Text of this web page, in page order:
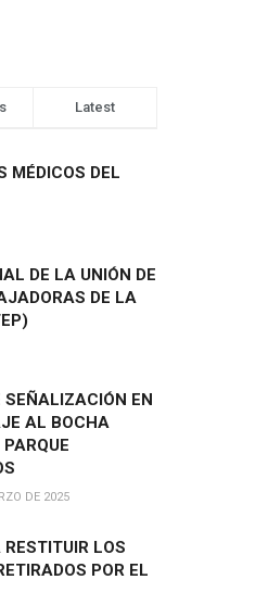
Latest
MÉDICOS DEL
DE LA UNIÓN DE
DE LA
SEÑALIZACIÓN EN
AL BOCHA
PARQUE
DE 2025
LOS
POR EL